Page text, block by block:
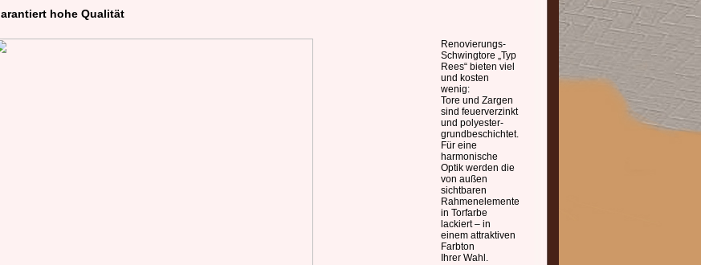
hohe Qualität
Renovierungs-
Schwingtore „Typ
Rees“ bieten viel
und kosten
wenig:
Tore und Zargen
sind feuerverzinkt
und polyester-
grundbeschichtet.
Für eine
harmonische
Optik werden die
von außen
sichtbaren
Rahmenelemente
in Torfarbe
lackiert – in
einem attraktiven
Farbton
Ihrer Wahl.